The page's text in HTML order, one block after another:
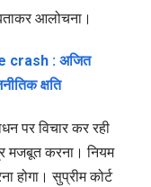
आलोचना।
crash : अजित
क्षति
पर विचार कर रही
मजबूत करना। नियम
होगा। सुप्रीम कोर्ट